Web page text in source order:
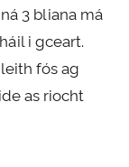
3 bliana má
i gceart.
fós ag
as riocht